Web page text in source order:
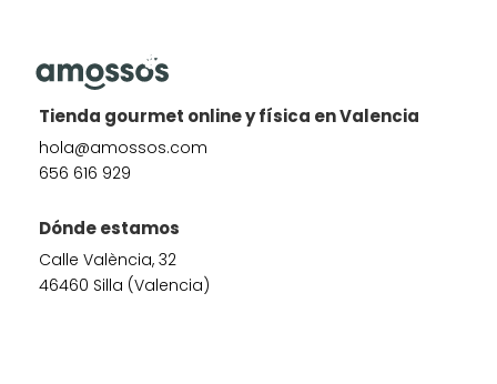
Tienda gourmet online y física en Valencia
hola@amossos.com
656 616 929
Dónde estamos
Calle València, 32
46460 Silla (Valencia)